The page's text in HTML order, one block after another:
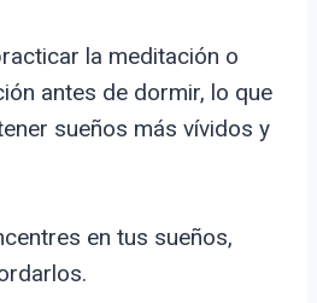
la meditación o
antes de dormir, lo que
sueños más vívidos y
en tus sueños,